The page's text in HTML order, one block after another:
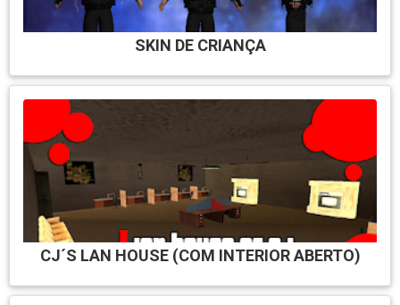
SKIN DE CRIANÇA
CJ´S LAN HOUSE (COM INTERIOR ABERTO)